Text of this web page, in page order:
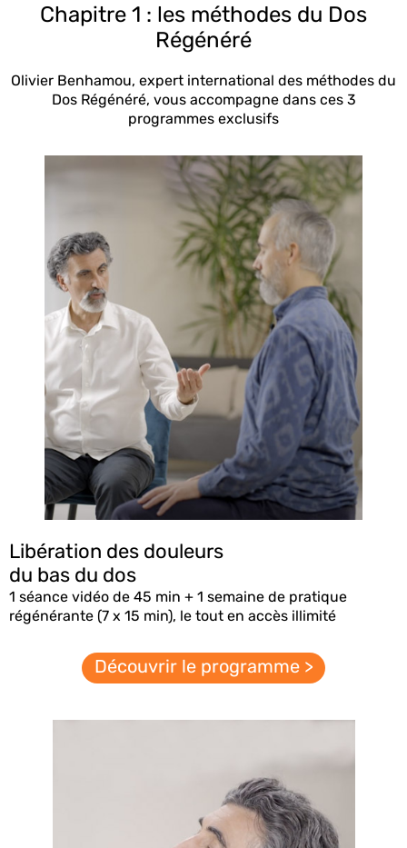
Chapitre 1 : les méthodes du Dos
Régénéré
Olivier Benhamou, expert international des méthodes du
Dos Régénéré, vous accompagne dans ces 3
programmes exclusifs
Libération des douleurs
du bas du dos
1 séance vidéo de 45 min + 1 semaine de pratique
régénérante (7 x 15 min), le tout en accès illimité
Découvrir le programme >